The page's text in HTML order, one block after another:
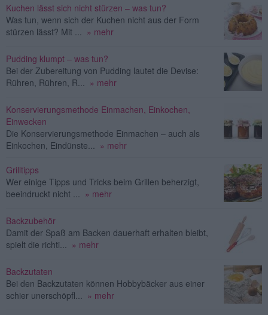
Kuchen lässt sich nicht stürzen – was tun?
Was tun, wenn sich der Kuchen nicht aus der Form
stürzen lässt? Mit ...
» mehr
Pudding klumpt – was tun?
Bei der Zubereitung von Pudding lautet die Devise:
Rühren, Rühren, R...
» mehr
Konservierungsmethode Einmachen, Einkochen,
Einwecken
Die Konservierungsmethode Einmachen – auch als
Einkochen, Eindünste...
» mehr
Grilltipps
Wer einige Tipps und Tricks beim Grillen beherzigt,
beeindruckt nicht ...
» mehr
Backzubehör
Damit der Spaß am Backen dauerhaft erhalten bleibt,
spielt die richti...
» mehr
Backzutaten
Bei den Backzutaten können Hobbybäcker aus einer
schier unerschöpfl...
» mehr